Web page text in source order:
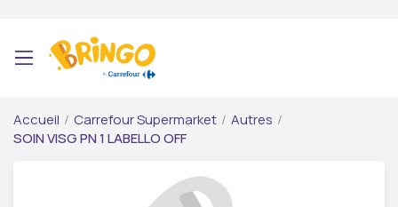
Accueil / Carrefour Supermarket / Autres /
SOIN VISG PN 1 LABELLO OFF